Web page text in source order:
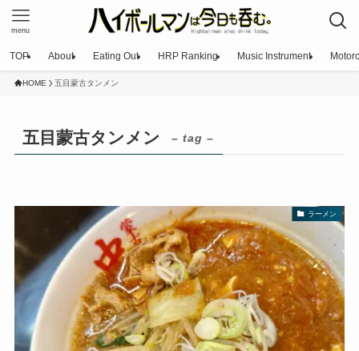
menu
TOP About Eating Out HRP Ranking Music Instrument
HOME 五目蒙古タンメン
五目蒙古タンメン – tag –
ラーメン